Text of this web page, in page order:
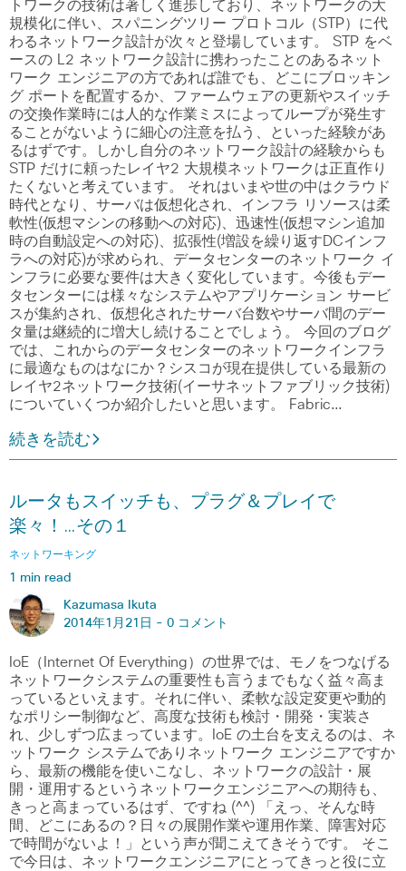
トワークの技術は著しく進歩しており、ネットワークの大
規模化に伴い、スパニングツリー プロトコル（STP）に代
わるネットワーク設計が次々と登場しています。 STP をベ
ースの L2 ネットワーク設計に携わったことのあるネット
ワーク エンジニアの方であれば誰でも、どこにブロッキン
グ ポートを配置するか、ファームウェアの更新やスイッチ
の交換作業時には人的な作業ミスによってループが発生す
ることがないように細心の注意を払う、といった経験があ
るはずです。しかし自分のネットワーク設計の経験からも
STP だけに頼ったレイヤ2 大規模ネットワークは正直作り
たくないと考えています。 それはいまや世の中はクラウド
時代となり、サーバは仮想化され、インフラ リソースは柔
軟性(仮想マシンの移動への対応)、迅速性(仮想マシン追加
時の自動設定への対応)、拡張性(増設を繰り返すDCインフ
ラへの対応)が求められ、データセンターのネットワーク イ
ンフラに必要な要件は大きく変化しています。今後もデー
タセンターには様々なシステムやアプリケーション サービ
スが集約され、仮想化されたサーバ台数やサーバ間のデー
タ量は継続的に増大し続けることでしょう。 今回のブログ
では、これからのデータセンターのネットワークインフラ
に最適なものはなにか？シスコが現在提供している最新の
レイヤ2ネットワーク技術(イーサネットファブリック技術)
についていくつか紹介したいと思います。 Fabric…
続きを読む
ルータもスイッチも、プラグ＆プレイで
楽々！…その１
ネットワーキング
1 min read
Kazumasa Ikuta
2014年1月21日 - 0 コメント
IoE（Internet Of Everything）の世界では、モノをつなげる
ネットワークシステムの重要性も言うまでもなく益々高ま
っているといえます。それに伴い、柔軟な設定変更や動的
なポリシー制御など、高度な技術も検討・開発・実装さ
れ、少しずつ広まっています。IoE の土台を支えるのは、ネ
ットワーク システムでありネットワーク エンジニアですか
ら、最新の機能を使いこなし、ネットワークの設計・展
開・運用するというネットワークエンジニアへの期待も、
きっと高まっているはず、ですね (^^) 「えっ、そんな時
間、どこにあるの？日々の展開作業や運用作業、障害対応
で時間がないよ！」という声が聞こえてきそうです。 そこ
で今日は、ネットワークエンジニアにとってきっと役に立